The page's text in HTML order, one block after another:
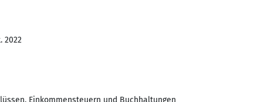
2022
Einkommensteuern und Buchhaltungen